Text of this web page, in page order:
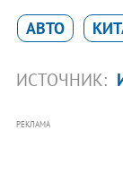
АВТО
ИСТОЧНИК:
РЕКЛАМА